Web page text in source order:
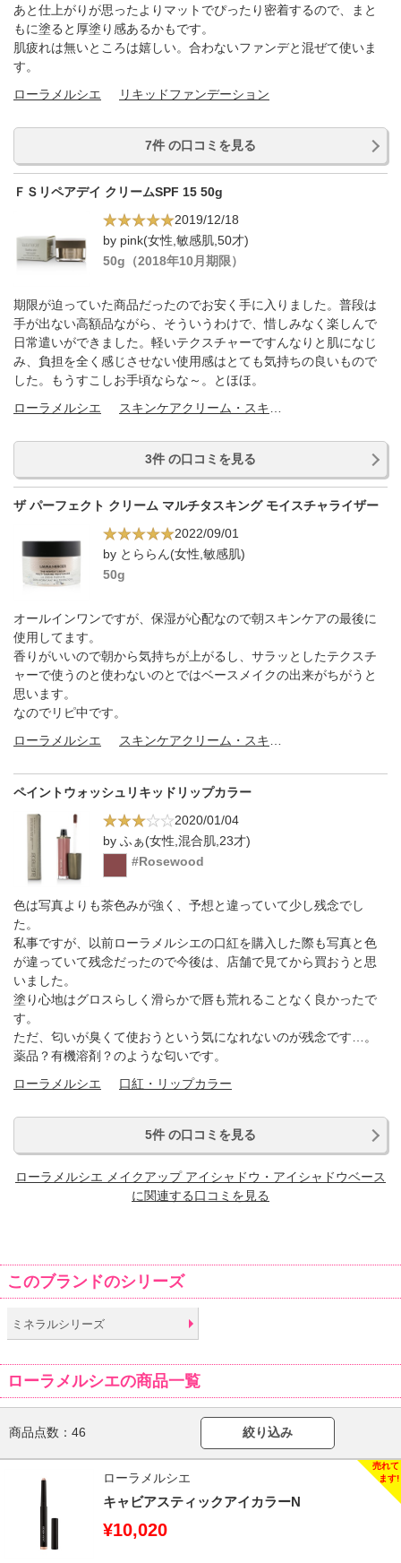
あと仕上がりが思ったよりマットでぴったり密着するので、まと
もに塗ると厚塗り感あるかもです。
肌疲れは無いところは嬉しい。合わないファンデと混ぜて使いま
す。
ローラメルシエ
リキッドファンデーション
7件 の口コミを見る
ＦＳリペアデイ クリームSPF 15 50g
2019/12/18
by pink(女性,敏感肌,50才)
50g（2018年10月期限）
期限が迫っていた商品だったのでお安く手に入りました。普段は
手が出ない高額品ながら、そういうわけで、惜しみなく楽しんで
日常遣いができました。軽いテクスチャーですんなりと肌になじ
み、負担を全く感じさせない使用感はとても気持ちの良いもので
した。もうすこしお手頃ならな～。とほほ。
ローラメルシエ
3件 の口コミを見る
ザ パーフェクト クリーム マルチタスキング モイスチャライザー
2022/09/01
by とららん(女性,敏感肌)
50g
オールインワンですが、保湿が心配なので朝スキンケアの最後に
使用してます。
香りがいいので朝から気持ちが上がるし、サラッとしたテクスチ
ャーで使うのと使わないのとではベースメイクの出来がちがうと
思います。
なのでリピ中です。
ローラメルシエ
ペイントウォッシュリキッドリップカラー
2020/01/04
by ふぁ(女性,混合肌,23才)
#Rosewood
色は写真よりも茶色みが強く、予想と違っていて少し残念でし
た。
私事ですが、以前ローラメルシエの口紅を購入した際も写真と色
が違っていて残念だったので今後は、店舗で見てから買おうと思
いました。
塗り心地はグロスらしく滑らかで唇も荒れることなく良かったで
す。
ただ、匂いが臭くて使おうという気になれないのが残念です…。
薬品？有機溶剤？のような匂いです。
ローラメルシエ
口紅・リップカラー
5件 の口コミを見る
ローラメルシエ メイクアップ アイシャドウ・アイシャドウベース
に関連する口コミを見る
このブランドのシリーズ
ミネラルシリーズ
ローラメルシエの商品一覧
商品点数： 46 絞り込み
ローラメルシエ
キャビアスティックアイカラーN
¥10,020